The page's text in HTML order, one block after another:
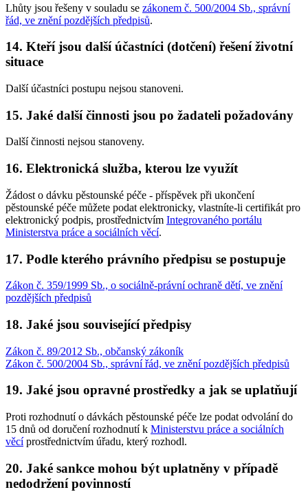
Lhůty jsou řešeny v souladu se zákonem č. 500/2004 Sb., správní
řád, ve znění pozdějších předpisů.
14. Kteří jsou další účastníci (dotčení) řešení životní
situace
Další účastníci postupu nejsou stanoveni.
15. Jaké další činnosti jsou po žadateli požadovány
Další činnosti nejsou stanoveny.
16. Elektronická služba, kterou lze využít
Žádost o dávku pěstounské péče - příspěvek při ukončení
pěstounské péče můžete podat elektronicky, vlastníte-li certifikát pro
elektronický podpis, prostřednictvím Integrovaného portálu
Ministerstva práce a sociálních věcí.
17. Podle kterého právního předpisu se postupuje
Zákon č. 359/1999 Sb., o sociálně-právní ochraně dětí, ve znění
pozdějších předpisů
18. Jaké jsou související předpisy
Zákon č. 89/2012 Sb., občanský zákoník
Zákon č. 500/2004 Sb., správní řád, ve znění pozdějších předpisů
19. Jaké jsou opravné prostředky a jak se uplatňují
Proti rozhodnutí o dávkách pěstounské péče lze podat odvolání do
15 dnů od doručení rozhodnutí k Ministerstvu práce a sociálních
věcíprostřednictvím úřadu, který rozhodl.
20. Jaké sankce mohou být uplatněny v případě
nedodržení povinností